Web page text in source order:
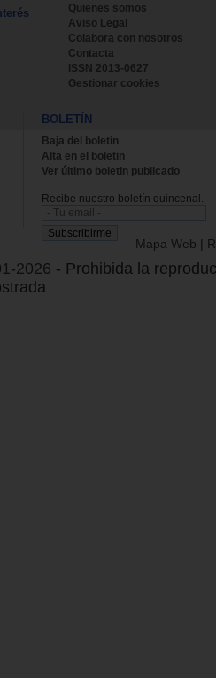
Quienes somos
Aviso Legal
Colabora con nosotros
Contacta
ISSN 2013-0627
Gestionar cookies
BOLETÍN
Baja del boletin
Alta en el boletin
Ver último boletin publicado
Recibe nuestro boletín quincenal.
Mapa Web |
2026 - Prohibida la